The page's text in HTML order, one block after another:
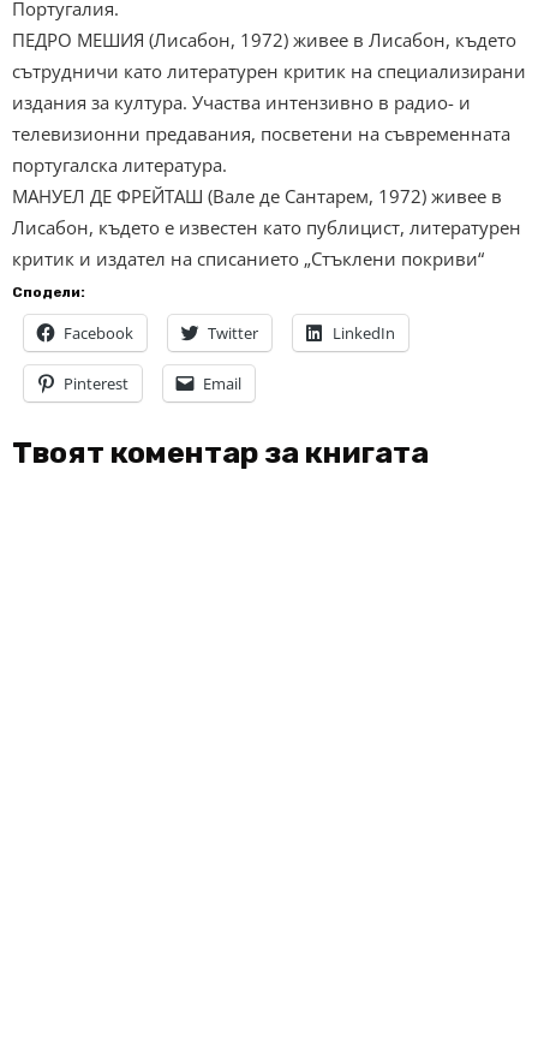
Португалия.
ПЕДРО МЕШИЯ (Лисабон, 1972) живее в Лисабон, където
сътрудничи като литературен критик на специализирани
издания за култура. Участва интензивно в радио- и
телевизионни предавания, посветени на съвременната
португалска литература.
МАНУЕЛ ДЕ ФРЕЙТАШ (Вале де Сантарем, 1972) живее в
Лисабон, където е известен като публицист, литературен
критик и издател на списанието „Стъклени покриви“
Сподели:
Facebook Twitter LinkedIn
Pinterest Email
Твоят коментар за книгата